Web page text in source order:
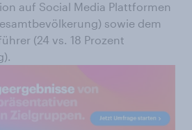
auf Social Media Plattformen
sowie dem
(24 vs. 18 Prozent